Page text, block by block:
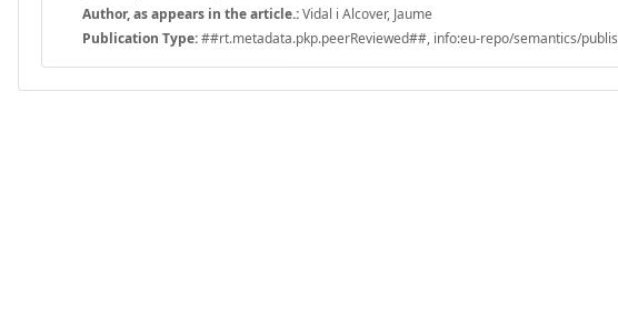
Author, as appears in the article.:Vidal i Alcover, Jaume
Publication Type:##rt.metadata.pkp.peerReviewed##, info:eu-repo/semantics/